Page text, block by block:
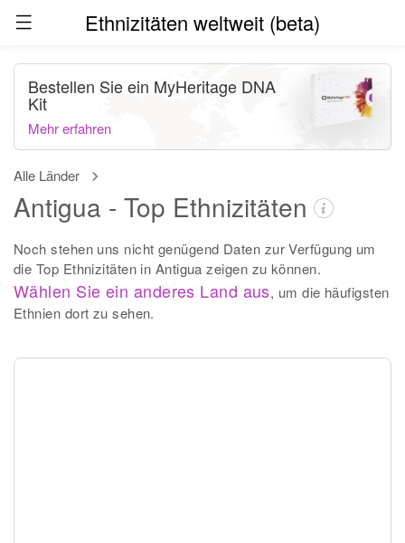
Ethnizitäten weltweit (beta)
Alle Länder
Antigua - Top Ethnizitäten
Noch stehen uns nicht genügend Daten zur Verfügung um
die Top Ethnizitäten in Antigua zeigen zu können.
Wählen Sie ein anderes Land aus, um die häufigsten
Ethnien dort zu sehen.
Bestellen Sie ein MyHeritage DNA
Kit
Mehr erfahren